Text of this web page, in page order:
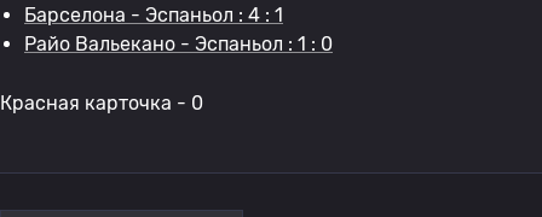
Барселона - Эспаньол : 4 : 1
Райо Вальекано - Эспаньол : 1 : 0
Красная карточка - 0